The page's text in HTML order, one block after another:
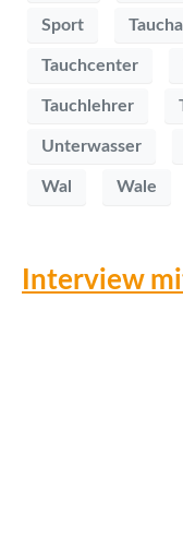
Sport
Tauchcenter
Tauchlehrer
Unterwasser
Wal Wale
Interview